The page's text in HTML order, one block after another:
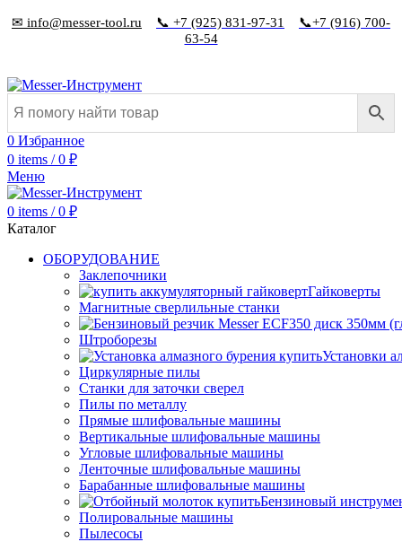
✉ info@messer-tool.ru 📞 +7 (925) 831-97-31
📞+7 (916) 700-
63-54
0 Избранное
0 items / 0 ₽
Меню
0 items / 0 ₽
Каталог
ОБОРУДОВАНИЕ
Заклепочники
Гайковерты
Магнитные сверлильные станки
Штроборезы
Установки
Циркулярные пилы
Станки для заточки сверел
Пилы по металлу
Прямые шлифовальные машины
Вертикальные шлифовальные машины
Угловые шлифовальные машины
Ленточные шлифовальные машины
Барабанные шлифовальные машины
Бензиновый
Полировальные машины
Пылесосы